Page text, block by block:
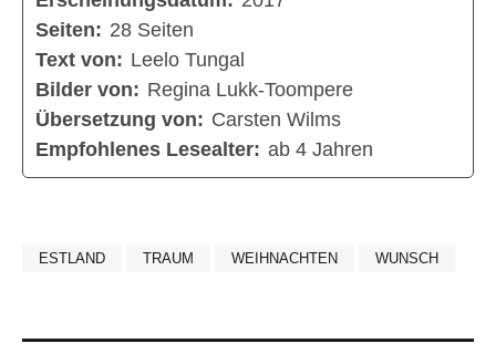
Seiten: 28 Seiten
Text von: Leelo Tungal
Bilder von: Regina Lukk-Toompere
Übersetzung von: Carsten Wilms
Empfohlenes Lesealter: ab 4 Jahren
ESTLAND TRAUM WEIHNACHTEN WUNSCH